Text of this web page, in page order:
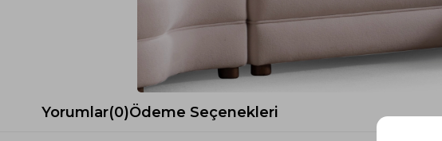
Krem Koltuk Takımı
Büro Koltuk Takımı
Ev Tekstili
Siyah TV Ünitesi
Şömineli TV Ünitesi
Dresuar
Yorumlar(0)Ödeme Seçenekleri